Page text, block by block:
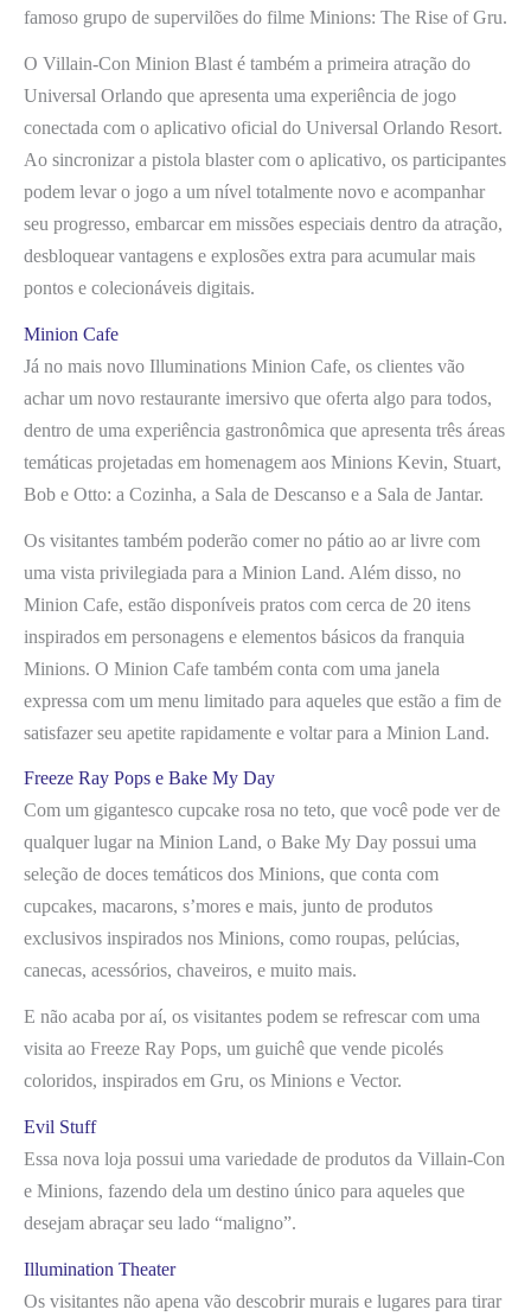
famoso grupo de supervilões do filme Minions: The Rise of Gru.
O Villain-Con Minion Blast é também a primeira atração do
Universal Orlando que apresenta uma experiência de jogo
conectada com o aplicativo oficial do Universal Orlando Resort.
Ao sincronizar a pistola blaster com o aplicativo, os participantes
podem levar o jogo a um nível totalmente novo e acompanhar
seu progresso, embarcar em missões especiais dentro da atração,
desbloquear vantagens e explosões extra para acumular mais
pontos e colecionáveis digitais.
Minion Cafe
Já no mais novo Illuminations Minion Cafe, os clientes vão
achar um novo restaurante imersivo que oferta algo para todos,
dentro de uma experiência gastronômica que apresenta três áreas
temáticas projetadas em homenagem aos Minions Kevin, Stuart,
Bob e Otto: a Cozinha, a Sala de Descanso e a Sala de Jantar.
Os visitantes também poderão comer no pátio ao ar livre com
uma vista privilegiada para a Minion Land. Além disso, no
Minion Cafe, estão disponíveis pratos com cerca de 20 itens
inspirados em personagens e elementos básicos da franquia
Minions. O Minion Cafe também conta com uma janela
expressa com um menu limitado para aqueles que estão a fim de
satisfazer seu apetite rapidamente e voltar para a Minion Land.
Freeze Ray Pops e Bake My Day
Com um gigantesco cupcake rosa no teto, que você pode ver de
qualquer lugar na Minion Land, o Bake My Day possui uma
seleção de doces temáticos dos Minions, que conta com
cupcakes, macarons, s’mores e mais, junto de produtos
exclusivos inspirados nos Minions, como roupas, pelúcias,
canecas, acessórios, chaveiros, e muito mais.
E não acaba por aí, os visitantes podem se refrescar com uma
visita ao Freeze Ray Pops, um guichê que vende picolés
coloridos, inspirados em Gru, os Minions e Vector.
Evil Stuff
Essa nova loja possui uma variedade de produtos da Villain-Con
e Minions, fazendo dela um destino único para aqueles que
desejam abraçar seu lado “maligno”.
Illumination Theater
Os visitantes não apena vão descobrir murais e lugares para tirar